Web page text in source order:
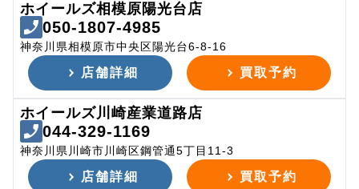
ホイールズ相模原陽光台店
050-1807-4985
神奈川県相模原市中央区陽光台6-8-16
店舗詳細 買取予約
ホイールズ川崎産業道路店
044-329-1169
神奈川県川崎市川崎区鋼管通5丁目11-3
店舗詳細 買取予約